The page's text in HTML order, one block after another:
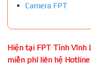
Camera FPT
Hiện tại FPT Tỉnh Vĩnh
miễn phí liên hệ